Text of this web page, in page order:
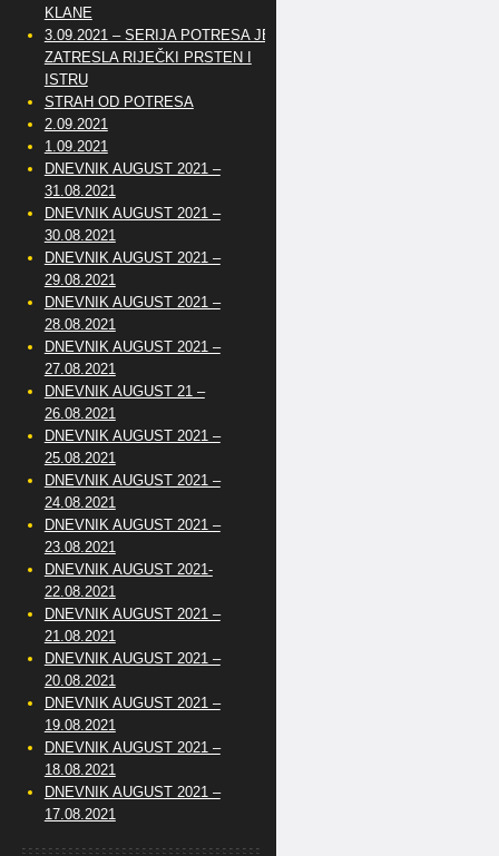
KLANE
3.09.2021 – SERIJA POTRESA JE
ZATRESLA RIJEČKI PRSTEN I
ISTRU
STRAH OD POTRESA
2.09.2021
1.09.2021
DNEVNIK AUGUST 2021 –
31.08.2021
DNEVNIK AUGUST 2021 –
30.08.2021
DNEVNIK AUGUST 2021 –
29.08.2021
DNEVNIK AUGUST 2021 –
28.08.2021
DNEVNIK AUGUST 2021 –
27.08.2021
DNEVNIK AUGUST 21 –
26.08.2021
DNEVNIK AUGUST 2021 –
25.08.2021
DNEVNIK AUGUST 2021 –
24.08.2021
DNEVNIK AUGUST 2021 –
23.08.2021
DNEVNIK AUGUST 2021-
22.08.2021
DNEVNIK AUGUST 2021 –
21.08.2021
DNEVNIK AUGUST 2021 –
20.08.2021
DNEVNIK AUGUST 2021 –
19.08.2021
DNEVNIK AUGUST 2021 –
18.08.2021
DNEVNIK AUGUST 2021 –
17.08.2021